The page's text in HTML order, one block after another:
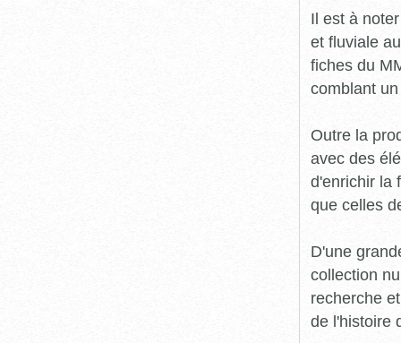
Il est à
et fluviale
fiches du
comblant
Outre la
avec des
d'enrichir la
que celles
D'une
collection
recherche
de l'histoire